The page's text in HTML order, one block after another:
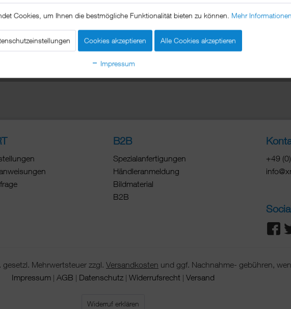
zeichnen die zurückgelegte Route auf und sind dabei jederzeit
xMount@Boat hat Ihr iPhone 14 Pro Max einen festen Platz auf dem
B2B
Spezialanfertigungen
Händleranmeldung
Bildmaterial
B2B
+49
Mehrwertsteuer zzgl. Versandkosten und ggf. Nachnahme- gebühren,
Impressum | AGB | Datenschutz | Widerrufsrecht | Versand
Widerruf erklären
Cookies, um Ihnen die bestmögliche Funktionalität bieten zu können. Mehr Informationen
Cookies akzeptieren Alle Cookies akzeptieren
Impressum